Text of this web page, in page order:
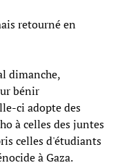
retourné en
dimanche,
bénir
ci adopte des
à celles des juntes
celles d'étudiants
à Gaza.